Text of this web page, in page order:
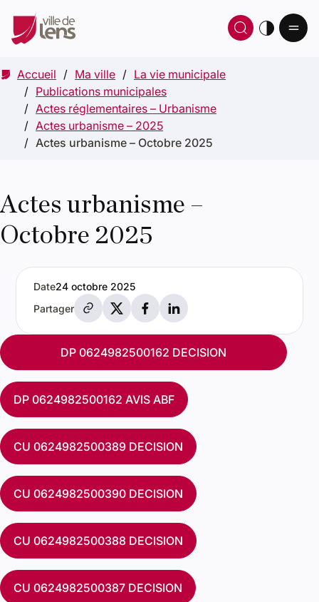
Ouvrir
Accueil Ma ville
La vie municipale
Publications municipales
Actes réglementaires – Urbanisme
Actes urbanisme – 2025
Actes urbanisme – Octobre 2025
Actes urbanisme –
Octobre 2025
PartagerPartager par e-mail
Partager sur X
Partager sur Facebook
Partager sur LinkedIn
Date24 octobre 2025
DP 0624982500162 DECISION
DP 0624982500162 AVIS ABF
CU 0624982500389 DECISION
CU 0624982500390 DECISION
CU 0624982500388 DECISION
CU 0624982500387 DECISION